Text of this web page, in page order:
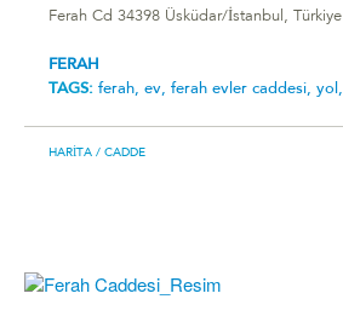
Ferah Cd 34398 Üsküdar/İstanbul, Türkiye
FERAH
TAGS: ferah, ev, ferah evler caddesi, yol,
HARITA / CADDE